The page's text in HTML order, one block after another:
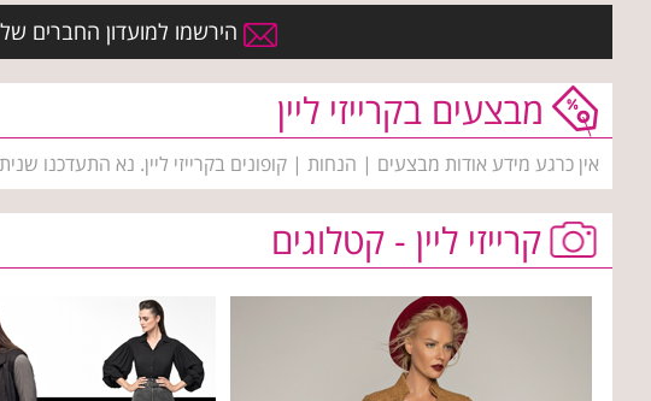
הירשמו למועדון החברים של
מבצעים בקרייזי ליין
אין כרגע מידע אודות מבצעים | הנחות | קופונים בקרייזי ליין. נא התעדכנו
קרייזי ליין - קטלוגים